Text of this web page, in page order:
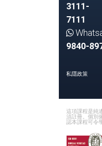
3111-
7111
9840-
私隱政策
這項課程是純
須註冊。個別
認本課程可令